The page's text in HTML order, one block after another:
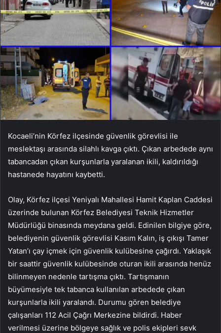
Kocaeli’nin Körfez ilçesinde güvenlik görevlisi ile
meslektaşı arasında silahlı kavga çıktı. Çıkan arbedede aynı
tabancadan çıkan kurşunlarla yaralanan ikili, kaldırıldığı
hastanede hayatını kaybetti.
Olay, Körfez ilçesi Yeniyalı Mahallesi Hamit Kaplan Caddesi
üzerinde bulunan Körfez Belediyesi Teknik Hizmetler
Müdürlüğü binasında meydana geldi. Edinilen bilgiye göre,
belediyenin güvenlik görevlisi Kasım Kalın, iş çıkışı Tamer
Yatan’ı çay içmek için güvenlik kulübesine çağırdı. Yaklaşık
bir saattir güvenlik kulübesinde oturan ikili arasında henüz
bilinmeyen nedenle tartışma çıktı. Tartışmanın
büyümesiyle tek tabanca kullanılan arbedede çıkan
kurşunlarla ikili yaralandı. Durumu gören belediye
çalışanları 112 Acil Çağrı Merkezine bildirdi. Haber
verilmesi üzerine bölgeye sağlık ve polis ekipleri sevk